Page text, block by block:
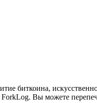
биткоина,
Вы можете